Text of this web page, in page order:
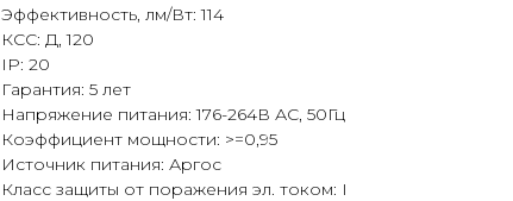
Эффективность, лм/Вт: 114
КСС: Д, 120
IP: 20
Гарантия: 5 лет
Напряжение питания: 176-264В АС, 50Гц
Коэффициент мощности: >=0,95
Источник питания: Аргос
Класс защиты от поражения эл. током: I